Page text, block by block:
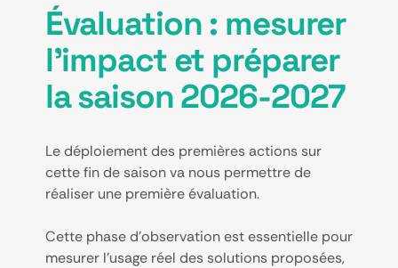
Évaluation : mesurer
l’impact et préparer
la saison 2026-2027
Le déploiement des premières actions sur
cette fin de saison va nous permettre de
réaliser une première évaluation.
Cette phase d’observation est essentielle pour
mesurer l’usage réel des solutions proposées,